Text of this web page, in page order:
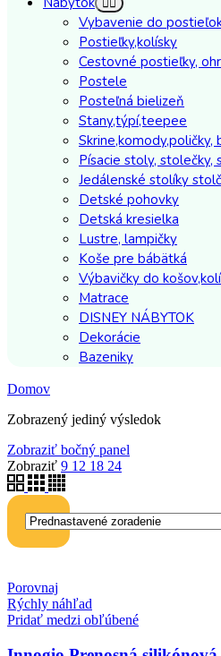
Vybavenie do
Postieľky,kolísky
Cestovné postieľky,
Postele
Posteľná bielizeň
Stany,týpí,teepee
Skrine,komody,poličky,
Písacie stoly, stolečky,
Jedálenské stolíky
Detské pohovky
Detská kresielka
Lustre, lampičky
Koše pre bábätká
Výbavičky do
Matrace
DISNEY NÁBYTOK
Dekorácie
Bazeniky
Domov
Zobrazený jediný výsledok
Zobraziť bočný panel
Zobraziť 9 12 18 24
Porovnaj
Rýchly náhľad
Pridať medzi obľúbené